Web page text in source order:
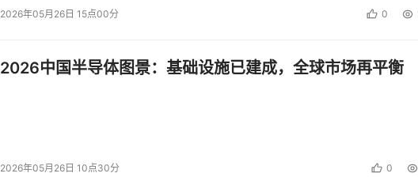
2026年05月26日 15点00分 0
2026中国半导体图景：基础设施已建成，全球市场再平衡
2026年05月26日 10点30分 0